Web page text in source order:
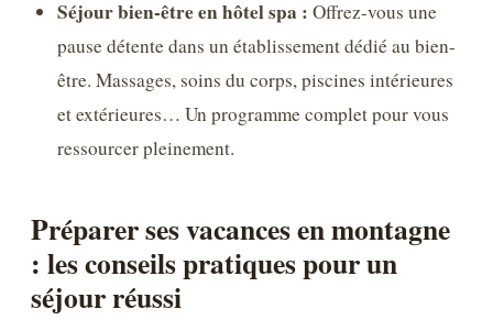
Séjour bien-être en hôtel spa : Offrez-vous une
pause détente dans un établissement dédié au bien-
être. Massages, soins du corps, piscines intérieures
et extérieures… Un programme complet pour vous
ressourcer pleinement.
Préparer ses vacances en montagne
: les conseils pratiques pour un
séjour réussi